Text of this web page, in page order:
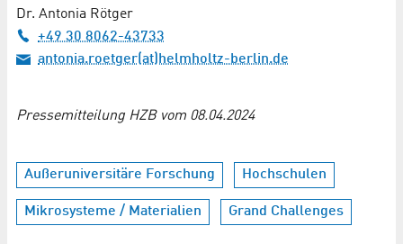
Dr. Antonia Rötger
+49 30 8062-43733
antonia.roetger(at)helmholtz-berlin.de
Pressemitteilung HZB vom 08.04.2024
Außeruniversitäre Forschung Hochschulen
Mikrosysteme / Materialien Grand Challenges